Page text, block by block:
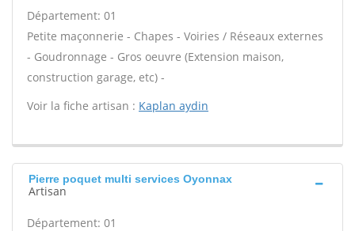
Département: 01
Petite maçonnerie - Chapes - Voiries / Réseaux externes
- Goudronnage - Gros oeuvre (Extension maison,
construction garage, etc) -
Voir la fiche artisan : Kaplan aydin
Pierre poquet multi services Oyonnax
Artisan
Département: 01